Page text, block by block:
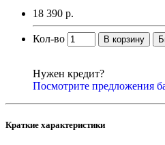
18 390 р.
Кол-во В корзину
Нужен кредит?
Посмотрите предложения
Краткие характеристики